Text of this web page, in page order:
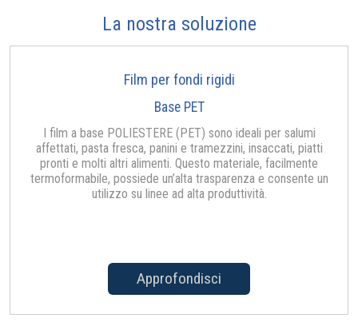
La nostra soluzione
Film per fondi rigidi
Base PET
I film a base POLIESTERE (PET) sono ideali per salumi
affettati, pasta fresca, panini e tramezzini, insaccati, piatti
pronti e molti altri alimenti. Questo materiale, facilmente
termoformabile, possiede un’alta trasparenza e consente un
utilizzo su linee ad alta produttività.
Approfondisci